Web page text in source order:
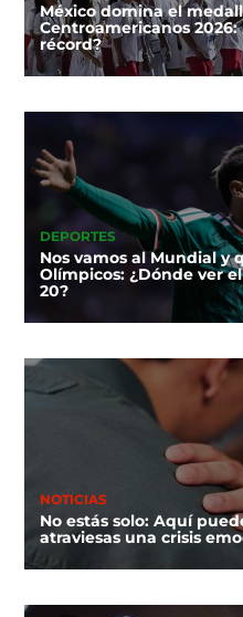
México domina el
Centroamericanos
récord?
DEPORTES
Nos vamos al Mundial y
Olímpicos: ¿Dónde ver
20?
NOTICIAS
No estás solo: Aquí
atraviesas una crisis